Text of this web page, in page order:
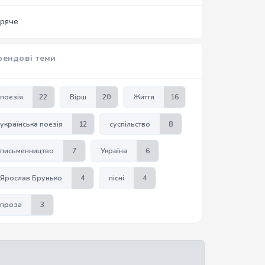
теми
поезія 22 Вірш 20 Життя 16
українська поезія 12 суспільство 8
письменництво 7 Україна 6
Ярослав Брунько 4 пісні 4
проза 3